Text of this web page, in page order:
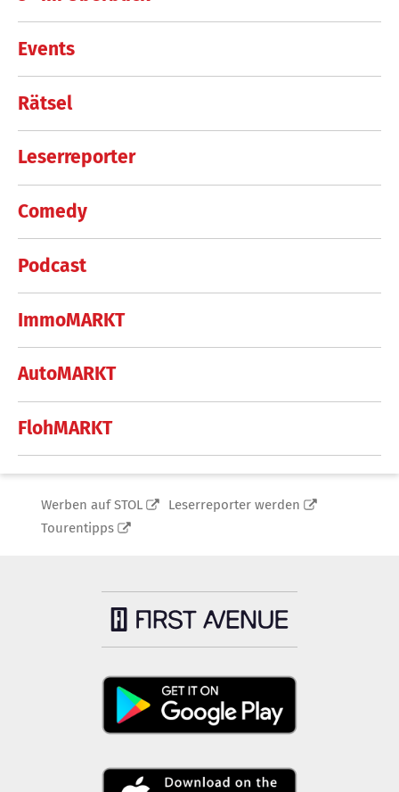
Events
Rätsel
Leserreporter
Comedy
Podcast
ImmoMARKT
AutoMARKT
FlohMARKT
Werben auf STOL
Leserreporter werden
Tourentipps